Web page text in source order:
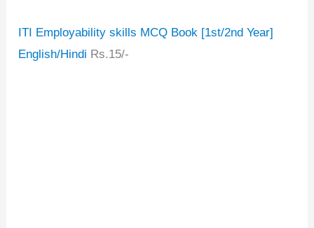
ITI Employability skills MCQ Book [1st/2nd Year]
English/Hindi Rs.15/-